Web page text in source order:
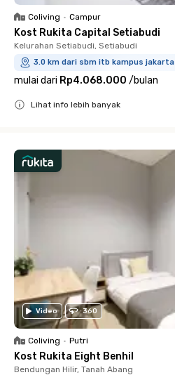
Coliving • Campur
Kost Rukita Capital Setiabudi
Kelurahan Setiabudi, Setiabudi
3.0 km dari sbm itb kampus jakarta
mulai dari Rp4.068.000 /bulan
Lihat info lebih banyak
Video 360
Coliving • Putri
Kost Rukita Eight Benhil
Bendungan Hilir, Tanah Abang